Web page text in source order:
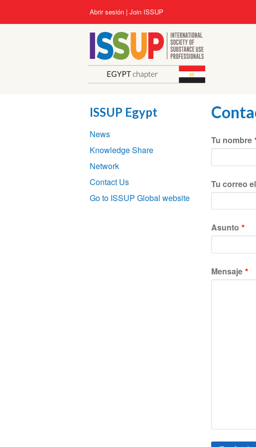
User
account
menu
Abrir sesión Join ISSUP
Tu nombre
Tu correo
Asunto
Mensaje
ISSUP Egypt
Section
navigation
News
Knowledge Share
Network
Contact Us
Go to ISSUP Global website